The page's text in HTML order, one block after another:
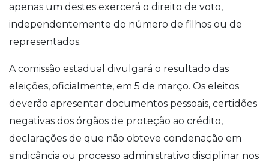
apenas um destes exercerá o direito de voto,
independentemente do número de filhos ou de
representados.
A comissão estadual divulgará o resultado das
eleições, oficialmente, em 5 de março. Os eleitos
deverão apresentar documentos pessoais, certidões
negativas dos órgãos de proteção ao crédito,
declarações de que não obteve condenação em
sindicância ou processo administrativo disciplinar nos